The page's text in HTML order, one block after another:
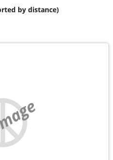
by distance)